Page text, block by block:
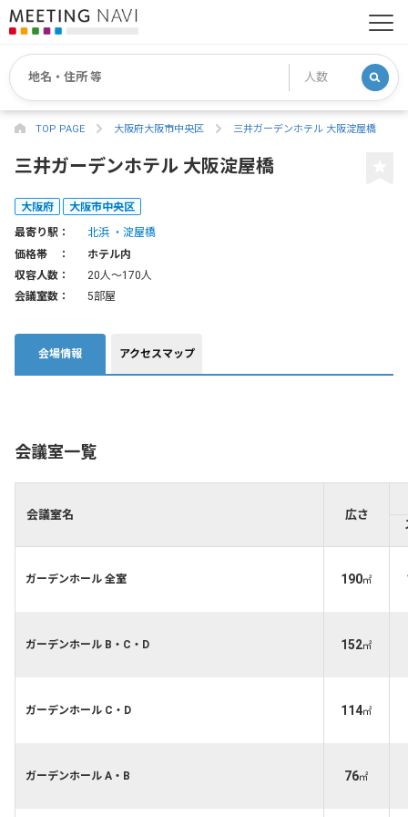
TOP PAGE 大阪府大阪市中央区 三井ガーデンホテル 大阪淀屋橋
三井ガーデンホテル 大阪淀屋橋
大阪府 大阪市中央区
最寄り駅： 北浜
淀屋橋
価格帯 ：
ホテル内
収容人数：
20人〜170人
会議室数：
5部屋
会場情報 アクセスマップ
会議室一覧
会議室名 広さ
ガーデンホール 全室 190㎡
ガーデンホール B・C・D 152㎡
ガーデンホール C・D 114㎡
ガーデンホール A・B 76㎡